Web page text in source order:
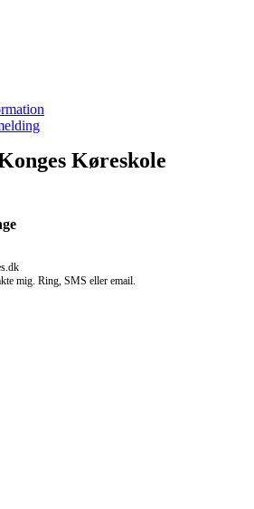
Køreskole
mig. Ring, SMS eller email.